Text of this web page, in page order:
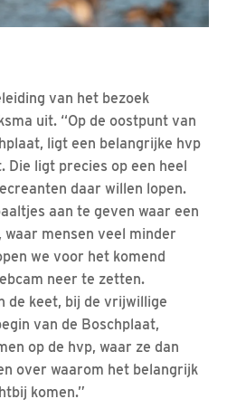
van het bezoek
uit. “Op de oostpunt van
ligt een belangrijke hvp
Die ligt precies op een heel
daar willen lopen.
aan te geven waar een
mensen veel minder
we voor het komend
neer te zetten.
de keet, bij de vrijwillige
van de Boschplaat,
op de hvp, waar ze dan
over waarom het belangrijk
komen.”